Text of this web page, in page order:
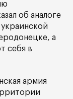
об аналоге
а
себя в
армия